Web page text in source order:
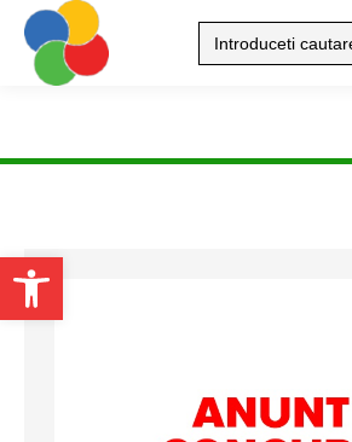
Open toolbar
Search: